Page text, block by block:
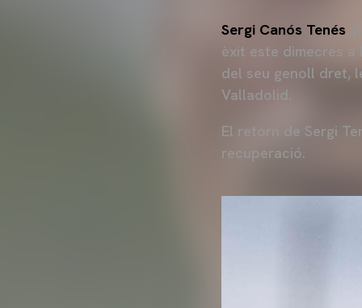
Sergi Canós Tenés
èxit este dimecres a
del seu genoll dret,
Valladolid.
El retorn de Sergi
recuperació.